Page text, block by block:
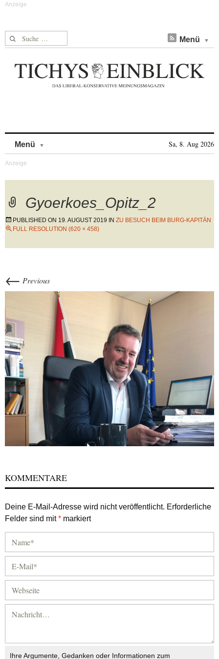
Suche nach: Menü
Menü Sa, 8. Aug 2026
Gyoerkoes_Opitz_2
PUBLISHED ON 19. AUGUST 2019 IN ZU BESUCH BEIM BURG-KAPITÄN
FULL RESOLUTION (620 × 458)
← Previous
KOMMENTARE
Deine E-Mail-Adresse wird nicht veröffentlicht. Erforderliche
Felder sind mit* markiert
Ihre Argumente, Gedanken oder Informationen zum